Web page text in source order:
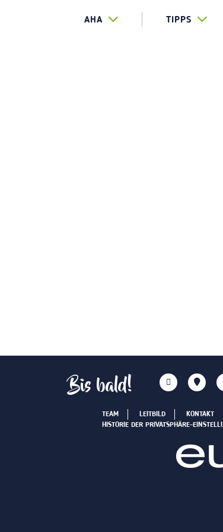
AHA TIPPS
Bis bald!
TEAM LEITBILD KONTAKT
HISTORIE DER PRIVATSPHÄRE-